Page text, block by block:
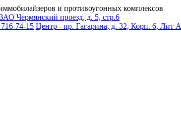
и противоугонных комплексов
Чермянский проезд, д. 5, стр.6
716-74-15 Центр - пр. Гагарина, д. 32, Корп. 6, Лит А